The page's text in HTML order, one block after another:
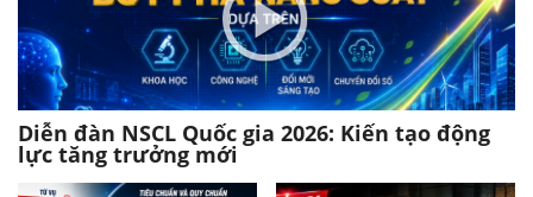
Diễn đàn NSCL Quốc gia 2026: Kiến tạo động
lực tăng trưởng mới